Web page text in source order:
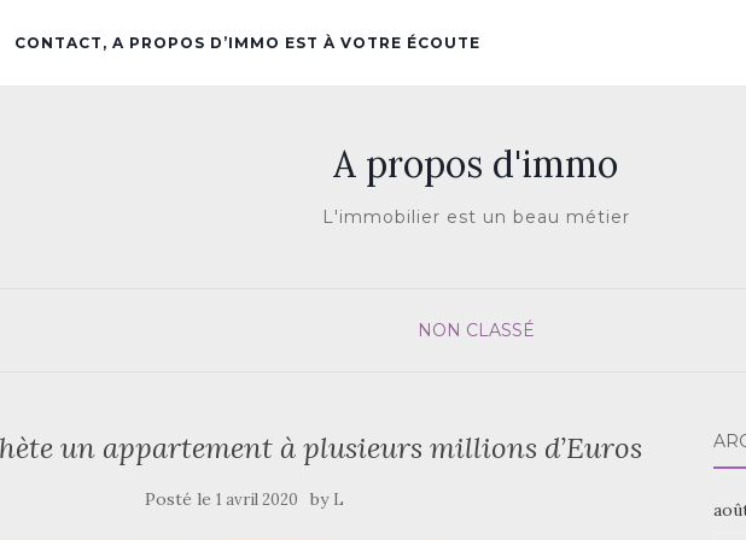
CONTACT, A PROPOS D’IMMO EST À VOTRE ÉCOUTE
A propos d'immo
L'immobilier est un beau métier
NON CLASSÉ
un appartement à plusieurs millions d’Euros
Posté le 1 avril 2020 by L